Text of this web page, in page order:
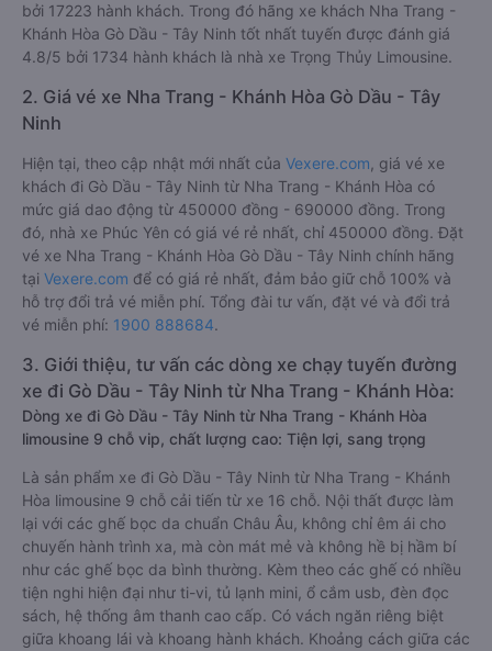
bởi 17223 hành khách. Trong đó hãng xe khách Nha Trang -
Khánh Hòa Gò Dầu - Tây Ninh tốt nhất tuyến được đánh giá
4.8/5 bởi 1734 hành khách là nhà xe Trọng Thủy Limousine.
2. Giá vé xe Nha Trang - Khánh Hòa Gò Dầu - Tây
Ninh
Hiện tại, theo cập nhật mới nhất của Vexere.com , giá vé xe
khách đi Gò Dầu - Tây Ninh từ Nha Trang - Khánh Hòa có
mức giá dao động từ 450000 đồng - 690000 đồng. Trong
đó, nhà xe Phúc Yên có giá vé rẻ nhất, chỉ 450000 đồng. Đặt
vé xe Nha Trang - Khánh Hòa Gò Dầu - Tây Ninh chính hãng
tại Vexere.com để có giá rẻ nhất, đảm bảo giữ chỗ 100% và
hỗ trợ đổi trả vé miễn phí. Tổng đài tư vấn, đặt vé và đổi trả
vé miễn phí: 1900 888684.
3. Giới thiệu, tư vấn các dòng xe chạy tuyến đường
xe đi Gò Dầu - Tây Ninh từ Nha Trang - Khánh Hòa:
Dòng xe đi Gò Dầu - Tây Ninh từ Nha Trang - Khánh Hòa
limousine 9 chỗ vip, chất lượng cao: Tiện lợi, sang trọng
Là sản phẩm xe đi Gò Dầu - Tây Ninh từ Nha Trang - Khánh
Hòa limousine 9 chỗ cải tiến từ xe 16 chỗ. Nội thất được làm
lại với các ghế bọc da chuẩn Châu Âu, không chỉ êm ái cho
chuyến hành trình xa, mà còn mát mẻ và không hề bị hầm bí
như các ghế bọc da bình thường. Kèm theo các ghế có nhiều
tiện nghi hiện đại như ti-vi, tủ lạnh mini, ổ cắm usb, đèn đọc
sách, hệ thống âm thanh cao cấp. Có vách ngăn riêng biệt
giữa khoang lái và khoang hành khách. Khoảng cách giữa các